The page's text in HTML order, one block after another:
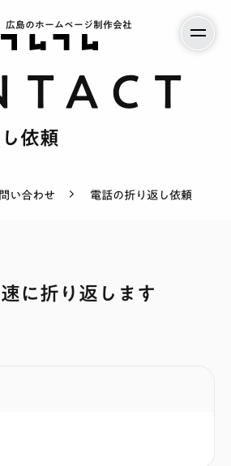
広島のホームページ制作会社
依頼
い合わせ 電話の折り返し依頼